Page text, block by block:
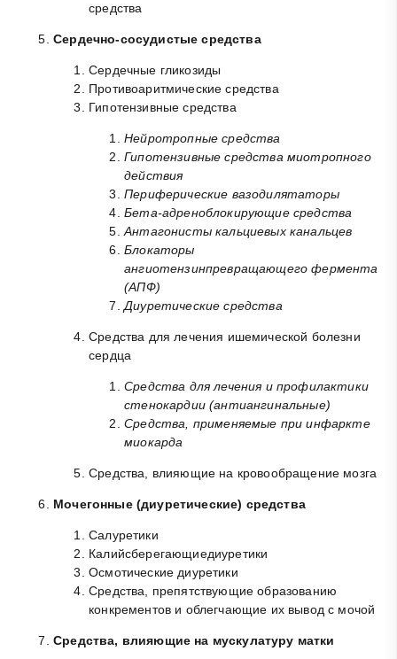
средства
Сердечно-сосудистые средства
Сердечные гликозиды
Противоаритмические средства
Гипотензивные средства
Нейротропные средства
Гипотензивные средства миотропного
действия
Периферические вазодилятаторы
Бета-адреноблокирующие средства
Антагонисты кальциевых канальцев
Блокаторы
ангиотензинпревращающего фермента
(АПФ)
Диуретические средства
Средства для лечения ишемической болезни
сердца
Средства для лечения и профилактики
стенокардии (антиангинальные)
Средства, применяемые при инфаркте
миокарда
Средства, влияющие на кровообращение мозга
Мочегонные (диуретические) средства
Салуретики
Калийсберегающиедиуретики
Осмотические диуретики
Средства, препятствующие образованию
конкрементов и облегчающие их вывод с мочой
Средства, влияющие на мускулатуру матки